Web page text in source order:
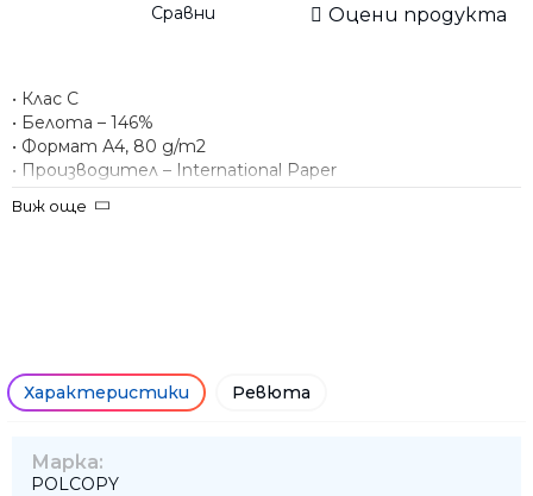
Сравни Оцени продукта
• Клас C
• Белота – 146%
• Формат А4, 80 g/m2
• Производител – International Paper
Виж още
Характеристики Ревюта
Марка:
POLCOPY